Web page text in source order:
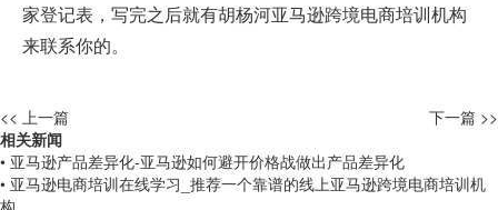
家登记表，写完之后就有胡杨河亚马逊跨境电商培训机构
来联系你的。
<< 上一篇
下一篇 >>
相关新闻
• 亚马逊产品差异化-亚马逊如何避开价格战做出产品差异化
• 亚马逊电商培训在线学习_推荐一个靠谱的线上亚马逊跨境电商培训机